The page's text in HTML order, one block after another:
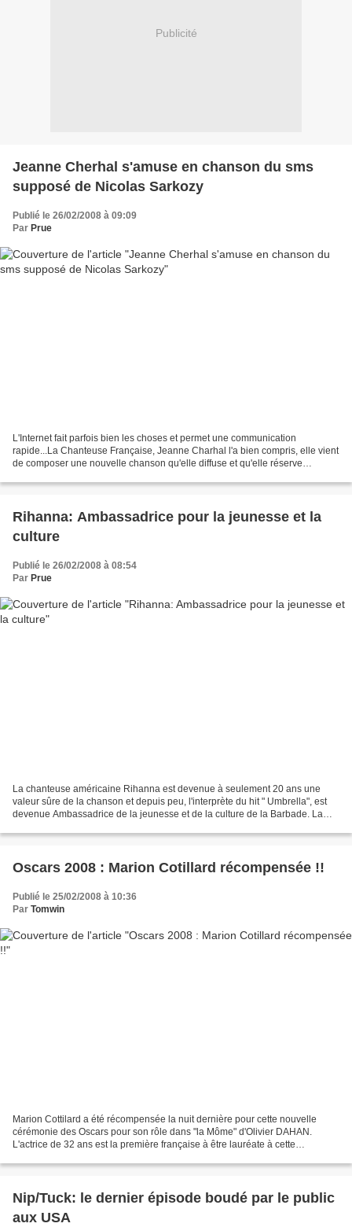
Publicité
Jeanne Cherhal s'amuse en chanson du sms
supposé de Nicolas Sarkozy
Publié le 26/02/2008 à 09:09
Par Prue
L'Internet fait parfois bien les choses et permet une communication
rapide...La Chanteuse Française, Jeanne Charhal l'a bien compris, elle vient
de composer une nouvelle chanson qu'elle diffuse et qu'elle réserve
Rihanna: Ambassadrice pour la jeunesse et la
culture
Publié le 26/02/2008 à 08:54
Par Prue
La chanteuse américaine Rihanna est devenue à seulement 20 ans une
valeur sûre de la chanson et depuis peu, l'interprète du hit " Umbrella", est
devenue Ambassadrice de la jeunesse et de la culture de la Barbade. La
Oscars 2008 : Marion Cotillard récompensée !!
Publié le 25/02/2008 à 10:36
Par Tomwin
Marion Cottilard a été récompensée la nuit dernière pour cette nouvelle
cérémonie des Oscars pour son rôle dans "la Môme" d'Olivier DAHAN.
L'actrice de 32 ans est la première française à être lauréate à cette
Nip/Tuck: le dernier épisode boudé par le public
aux USA